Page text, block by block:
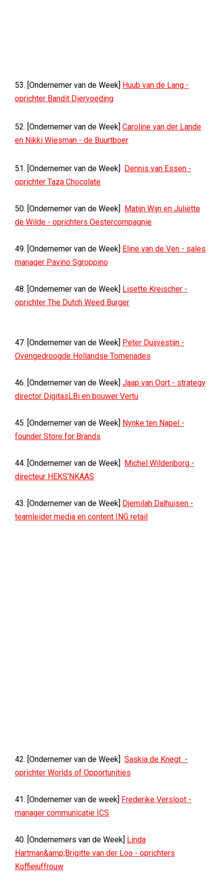
53. [Ondernemer van de Week] Huub van de Lang -
oprichter Bandit Diervoeding
52. [Ondernemer van de Week] Caroline van der Lande
en Nikki Wiesman - de Buurtboer
51. [Ondernemer van de Week] Dennis van Essen -
oprichter Taza Chocolate
50. [Ondernemer van de Week] Matijn Wijn en Juliëtte
de Wilde - oprichters Oestercompagnie
49. [Ondernemer van de Week] Eline van de Ven - sales
manager Pavino Sgroppino
48. [Ondernemer van de Week] Lisette Kreischer -
oprichter The Dutch Weed Burger
47. [Ondernemer van de Week] Peter Duijvestijn -
Ovengedroogde Hollandse Tomenades
46. [Ondernemer van de Week] Jaap van Oort - strategy
director DigitasLBi en bouwer Vertu
45. [Ondernemer van de Week] Nynke ten Napel -
founder Store for Brands
44. [Ondernemer van de Week] Michel Wildenborg -
directeur HEKS’NKAAS
43. [Ondernemer van de Week] Djemilah Dalhuisen -
teamleider media en content ING retail
42. [Ondernemer van de Week] Saskia de Knegt -
oprichter Worlds of Opportunities
41. [Ondernemer van de week] Frederike Versloot -
manager communicatie ICS
40. [Ondernemers van de Week] Linda
Hartman&amp;Brigitte van der Loo - oprichters
Koffiejuffrouw